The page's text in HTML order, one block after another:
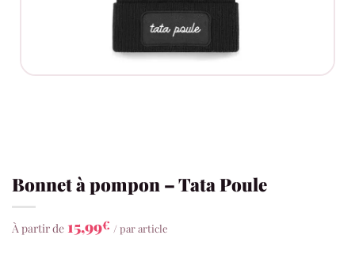
Bonnet à pompon – Tata Poule
À partir de 15,99€ / par article